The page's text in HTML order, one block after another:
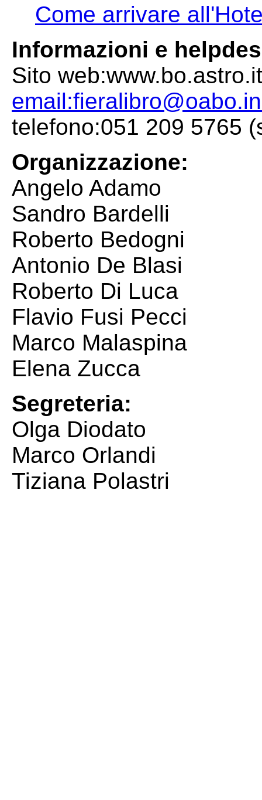
Come arrivare
Informazioni e
Sito
telefono:051 209 5765
Organizzazione:
Angelo Adamo
Sandro Bardelli
Roberto Bedogni
Antonio De Blasi
Roberto Di Luca
Flavio Fusi Pecci
Marco Malaspina
Elena Zucca
Segreteria:
Olga Diodato
Marco Orlandi
Tiziana Polastri